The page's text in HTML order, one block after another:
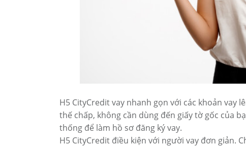
H5 CityCredit vay nhanh gọn với các khoản vay
thế chấp, không cần dùng đến giấy tờ gốc của
thống để làm hồ sơ đăng ký vay.
H5 CityCredit điều kiện với người vay đơn giản.